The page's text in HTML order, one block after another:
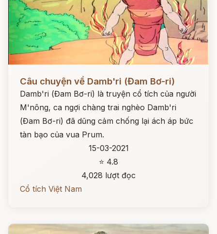
Câu chuyện về Damb'ri (Đam Bơ-ri)
Damb'ri (Đam Bơ-ri) là truyện cổ tích của người
M'nông, ca ngợi chàng trai nghèo Damb'ri
(Đam Bơ-ri) đã dũng cảm chống lại ách áp bức
tàn bạo của vua Prum.
15-03-2021
⭐ 4.8
4,028 lượt đọc
Cổ tích Việt Nam